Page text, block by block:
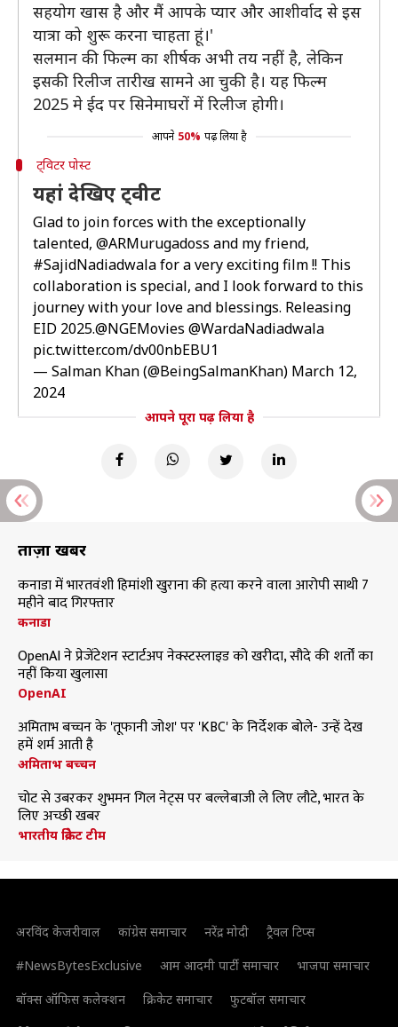
सहयोग खास है और मैं आपके प्यार और आशीर्वाद से इस
यात्रा को शुरू करना चाहता हूं।'
सलमान की फिल्म का शीर्षक अभी तय नहीं है, लेकिन
इसकी रिलीज तारीख सामने आ चुकी है। यह फिल्म
2025 मे ईद पर सिनेमाघरों में रिलीज होगी।
आपने 50% पढ़ लिया है
ट्विटर पोस्ट
यहां देखिए ट्वीट
Glad to join forces with the exceptionally
talented, @ARMurugadoss and my friend,
#SajidNadiadwalafor a very exciting film !! This
collaboration is special, and I look forward to this
journey with your love and blessings. Releasing
EID 2025.@NGEMovies @WardaNadiadwala
pic.twitter.com/dv00nbEBU1
— Salman Khan (@BeingSalmanKhan) March 12,
2024
आपने पूरा पढ़ लिया है
ताज़ा खबरें
कनाडा में भारतवंशी हिमांशी खुराना की हत्या करने वाला आरोपी साथी 7
महीने बाद गिरफ्तार
कनाडा
OpenAI ने प्रेजेंटेशन स्टार्टअप नेक्स्टस्लाइड को खरीदा, सौदे की शर्तों का
नहीं किया खुलासा
OpenAI
अमिताभ बच्चन के 'तूफानी जोश' पर 'KBC' के निर्देशक बोले- उन्हें देख
हमें शर्म आती है
अमिताभ बच्चन
चोट से उबरकर शुभमन गिल नेट्स पर बल्लेबाजी ले लिए लौटे, भारत के
लिए अच्छी खबर
भारतीय क्रिकेट टीम
अरविंद केजरीवाल कांग्रेस समाचार नरेंद्र मोदी
ट्रैवल टिप्स
#NewsBytesExclusive
आम आदमी पार्टी समाचार
भाजपा समाचार
बॉक्स ऑफिस कलेक्शन
क्रिकेट समाचार
फुटबॉल समाचार